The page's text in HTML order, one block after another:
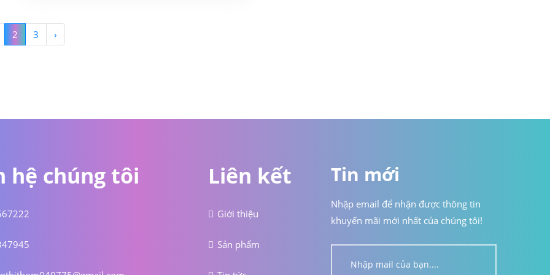
2 3 ›
hệ chúng tôi Liên kết
Giới thiệu
Sản phẩm
Tin mới
Nhập email để nhận được thông tin
khuyến mãi mới nhất của chúng tôi!